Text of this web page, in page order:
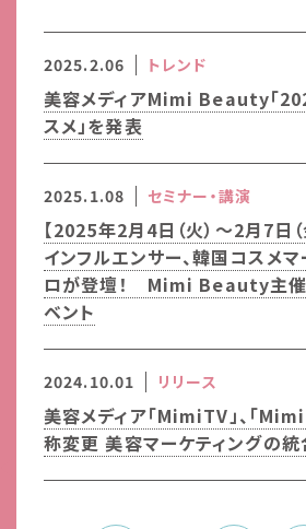
2025.2.06 トレンド
美容メディアMimi Beauty「
スメ」を発表
2025.1.08 セミナー・講演
【2025年2月4日（火）～2月7日
インフルエンサー、韓国コスメ
ロが登壇！ Mimi Beauty主催
ベント
2024.10.01 リリース
美容メディア「MimiTV」、「
称変更 美容マーケティングの